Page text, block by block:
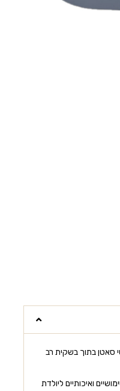
סאטן בתוך בשקית רב
ואיכותיים ליולדת